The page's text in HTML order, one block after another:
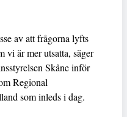
av att frågorna lyfts
vi är mer utsatta, säger
Skåne inför
Regional
som inleds i dag.